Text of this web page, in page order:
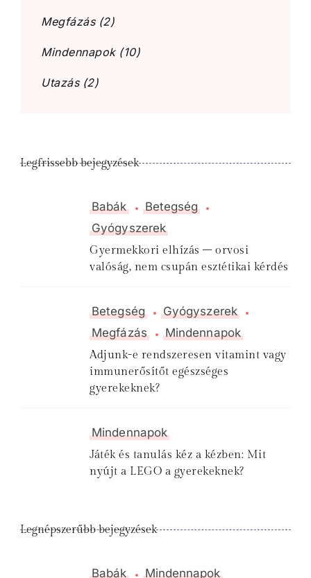
Megfázás(2)
Mindennapok(10)
Utazás(2)
Legfrissebb bejegyzések
Babák
Betegség
Gyógyszerek
Gyermekkori elhízás – orvosi
valóság, nem csupán esztétikai kérdés
Betegség
Gyógyszerek
Megfázás
Mindennapok
Adjunk-e rendszeresen vitamint vagy
immunerősítőt egészséges
gyerekeknek?
Mindennapok
Játék és tanulás kéz a kézben: Mit
nyújt a LEGO a gyerekeknek?
Legnépszerűbb bejegyzések
Babák Mindennapok